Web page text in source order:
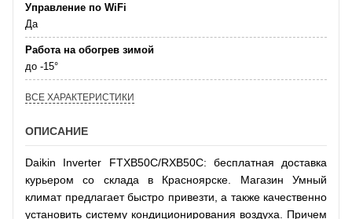
Управление по WiFi
Да
Работа на обогрев зимой
до -15°
ВСЕ ХАРАКТЕРИСТИКИ
ОПИСАНИЕ
Daikin Inverter FTXB50C/RXB50C: бесплатная доставка
курьером со склада в Красноярске. Магазин Умный
климат предлагает быстро привезти, а также качественно
установить систему кондиционирования воздуха. Причем